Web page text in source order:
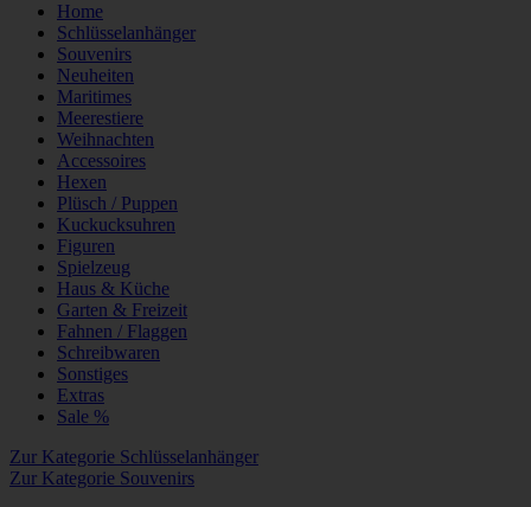
Home
Schlüsselanhänger
Souvenirs
Neuheiten
Maritimes
Meerestiere
Weihnachten
Accessoires
Hexen
Plüsch / Puppen
Kuckucksuhren
Figuren
Spielzeug
Haus & Küche
Garten & Freizeit
Fahnen / Flaggen
Schreibwaren
Sonstiges
Extras
Sale %
Zur Kategorie Schlüsselanhänger
Zur Kategorie Souvenirs